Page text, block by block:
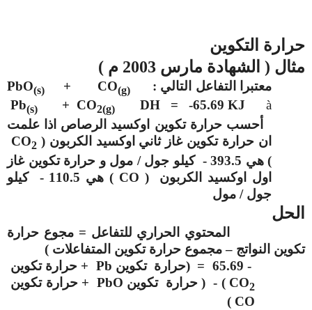
حرارة التكوين
مثال ( الشهادة مارس 2003 م )
معتبرا التفاعل التالي : PbO(s) + CO(g)
à
Pb(s) + CO2(g)
DH = -65.69 KJ
أحسب حرارة تكوين اوكسيد الرصاص اذا علمت
ان حرارة تكوين غاز ثاني اوكسيد الكربون
CO2 )
) هي 393.5 - كيلو جول / مول و حرارة تكوين غاز
اول اوكسيد الكربون ( CO
) هي 110.5 - كيلو
جول / مول
الحل
المحتوي الحراري للتفاعل = مجوع حرارة
تكوين النواتج – مجموع حرارة تكوين المتفاعلات )
- 65.69 = (حرارة تكوين
Pb + حرارة تكوين
CO2 ) - ( حرارة تكوين PbO + حرارة تكوين
CO
)